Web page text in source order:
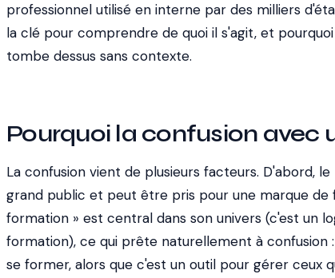
professionnel utilisé en interne par des milliers
la clé pour comprendre de quoi il s'agit, et
tombe dessus sans contexte.
Pourquoi la confusion avec
La confusion vient de plusieurs facteurs. D'abord,
grand public et peut être pris pour une marque de
formation » est central dans son univers (c'est un
formation), ce qui prête naturellement à confusion
se former, alors que c'est un outil pour gérer ceux